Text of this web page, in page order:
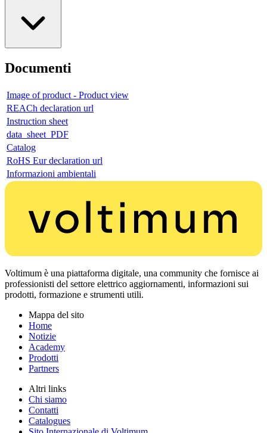
Documenti
Image of product - Product view
REACh declaration url
Instruction sheet
data_sheet_PDF
Catalog
RoHS Eur declaration url
Informazioni ambientali
Voltimum è una piattaforma digitale, una community che fornisce ai
professionisti del settore elettrico aggiornamenti, informazioni sui
prodotti, formazione e strumenti utili.
Mappa del sito
Home
Notizie
Academy
Prodotti
Partners
Altri links
Chi siamo
Contatti
Catalogues